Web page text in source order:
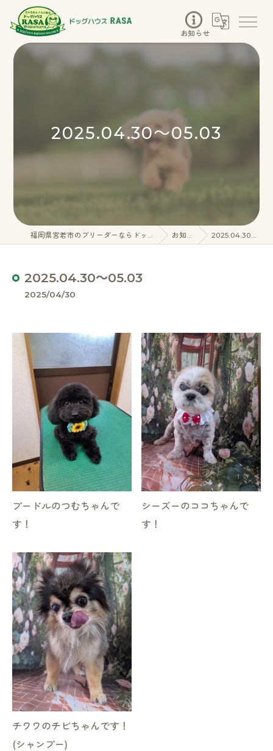
お知らせ
2025.04.30～05.03
福岡県宮若市のブリーダーならドッグハウスRASA お知らせ 2025.04.30～05.03
2025.04.30～05.03
2025/04/30
プードルのつむちゃんで
す！
シーズーのココちゃんで
す！
チワワのチビちゃんです！
(シャンプー)